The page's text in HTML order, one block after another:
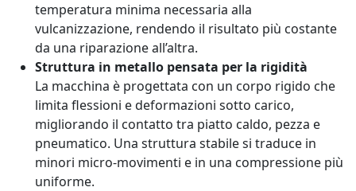
temperatura minima necessaria alla
vulcanizzazione, rendendo il risultato più costante
da una riparazione all’altra.
Struttura in metallo pensata per la rigidità
La macchina è progettata con un corpo rigido che
limita flessioni e deformazioni sotto carico,
migliorando il contatto tra piatto caldo, pezza e
pneumatico. Una struttura stabile si traduce in
minori micro-movimenti e in una compressione più
uniforme.